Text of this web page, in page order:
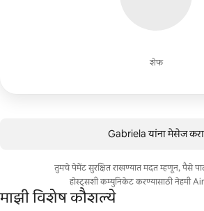
शेफ
Gabriela यांना मेसेज करा
तुमचे पेमेंट सुरक्षित राखण्यात मदत म्हणून, पैसे
होस्ट्सशी कम्युनिकेट करण्यासाठी नेहमी
माझी विशेष कौशल्ये